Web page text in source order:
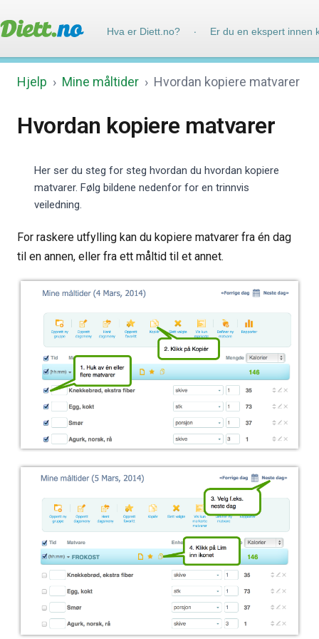
Hva er Diett.no? · Er du en ekspert innen
Hjelp › Mine måltider › Hvordan kopiere matvarer
Hvordan kopiere matvarer
Her ser du steg for steg hvordan du hvordan kopiere
matvarer. Følg bildene nedenfor for en trinnvis
veiledning.
For raskere utfylling kan du kopiere matvarer fra én dag
til en annen, eller fra ett måltid til et annet.